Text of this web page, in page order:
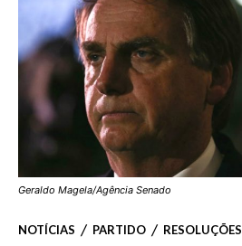
Geraldo Magela/Agência Senado
NOTÍCIAS PARTIDO RESOLUÇÕES